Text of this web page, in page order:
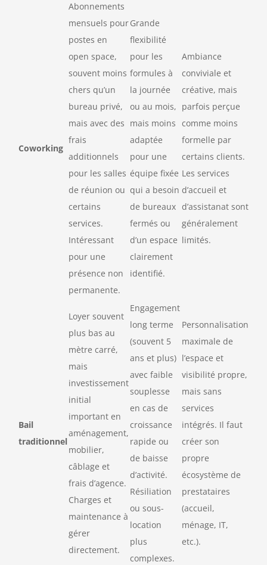
Coworking
Abonnements
mensuels pour
postes en
open space,
souvent moins
chers qu’un
bureau privé,
mais avec des
frais
additionnels
pour les salles
de réunion ou
certains
services.
Intéressant
pour une
présence non
permanente.
Grande
flexibilité
pour les
formules à
la journée
ou au mois,
mais moins
adaptée
pour une
équipe fixée
qui a besoin
de bureaux
fermés ou
d’un espace
clairement
identifié.
Ambiance
conviviale et
créative, mais
parfois perçue
comme moins
formelle par
certains clients.
Les services
d’accueil et
d’assistanat sont
généralement
limités.
Bail
traditionnel
Loyer souvent
plus bas au
mètre carré,
mais
investissement
initial
important en
aménagement,
mobilier,
câblage et
frais d’agence.
Charges et
maintenance à
gérer
directement.
Engagement
long terme
(souvent 5
ans et plus)
avec faible
souplesse
en cas de
croissance
rapide ou
de baisse
d’activité.
Résiliation
ou sous-
location
plus
complexes.
Personnalisation
maximale de
l’espace et
visibilité propre,
mais sans
services
intégrés. Il faut
créer son
propre
écosystème de
prestataires
(accueil,
ménage, IT,
etc.).